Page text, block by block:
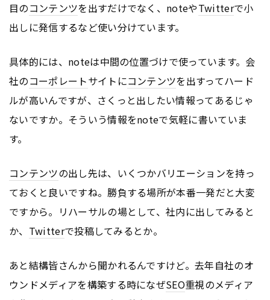
目のコンテンツを出すだけでなく、noteやTwitterで小
出しに発信するなど使い分けています。
具体的には、noteは中間の位置づけで使っています。会
社のコーポレートサイトにコンテンツを出すってハード
ルが高いんですが、さくっと出したい情報ってあるじゃ
ないですか。そういう情報をnoteで気軽に書いていま
す。
コンテンツの出し先は、いくつかバリエーションを持っ
ておくと良いですね。勝負する場所が本番一発だと大変
ですから。リハーサルの場として、社内に出してみると
か、 Twitterで投稿してみるとか。
あと結構皆さんから聞かれるんですけど。去年自社のオ
ウンドメディアを構築する時になぜSEO重視のメディア